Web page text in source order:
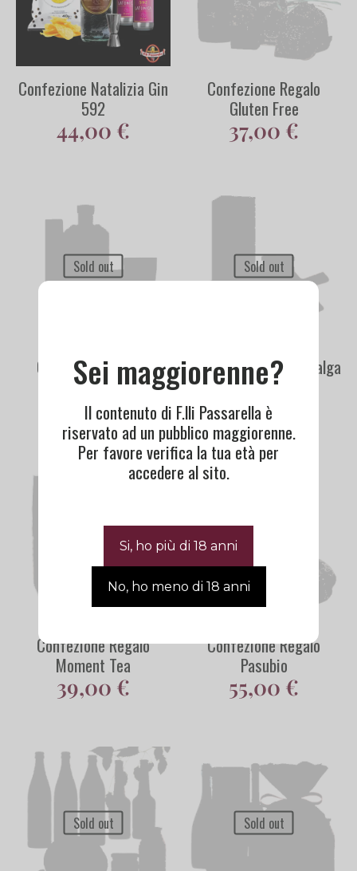
Confezione Natalizia Gin
592
44,00 €
Confezione Regalo
Gluten Free
37,00 €
Sold out
Confezione Regalo
Liquore & Gelèe
59,00€
Sold out
Confezione Regalo Malga
34,00
Confezione Regalo
Moment Tea
39,00 €
Confezione Regalo
Pasubio
55,00 €
Sold out Sold out
Sei maggiorenne?
Il contenuto di F.lli Passarella è
riservato ad un pubblico maggiorenne.
Per favore verifica la tua età per
accedere al sito.